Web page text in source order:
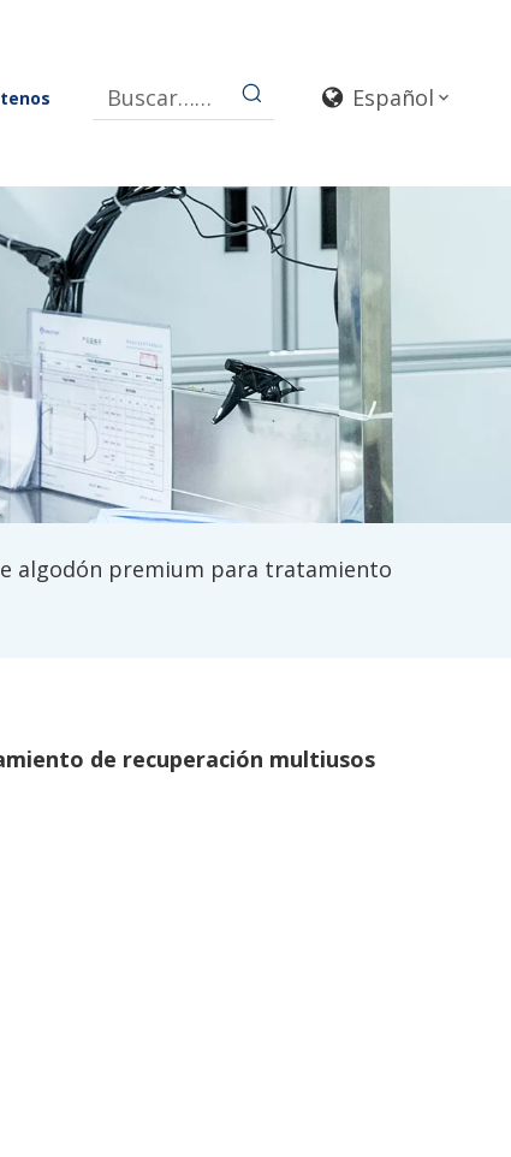
Español
algodón premium para tratamiento
de recuperación multiusos